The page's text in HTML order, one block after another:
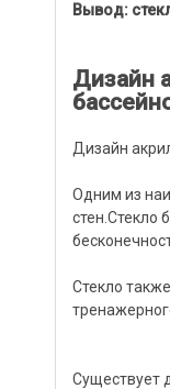
Вывод:
Дизайн
Дизайн
Одним из
стен.Стекло
Стекло
Существует